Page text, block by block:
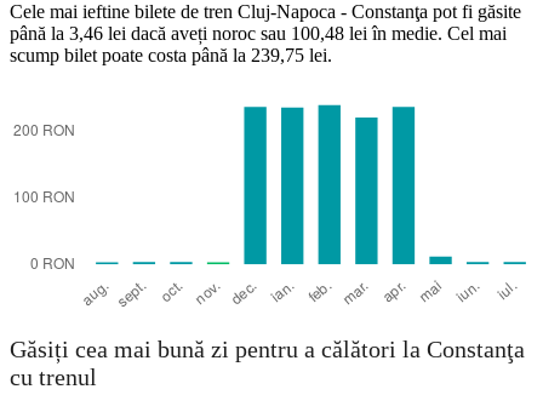
Cele mai ieftine bilete de tren Cluj-Napoca - Constanţa pot fi găsite
până la 3,46 lei dacă aveți noroc sau 100,48 lei în medie. Cel mai
scump bilet poate costa până la 239,75 lei.
Găsiți cea mai bună zi pentru a călători la Constanţa
cu trenul